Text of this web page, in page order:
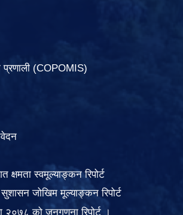
प्रणाली (COPOMIS)
क्षमता स्वमूल्याङ्कन रिपोर्ट
सुशासन जोखिम मूल्याङ्कन रिपोर्ट
२०७८ को जनगणना रिपोर्ट ।